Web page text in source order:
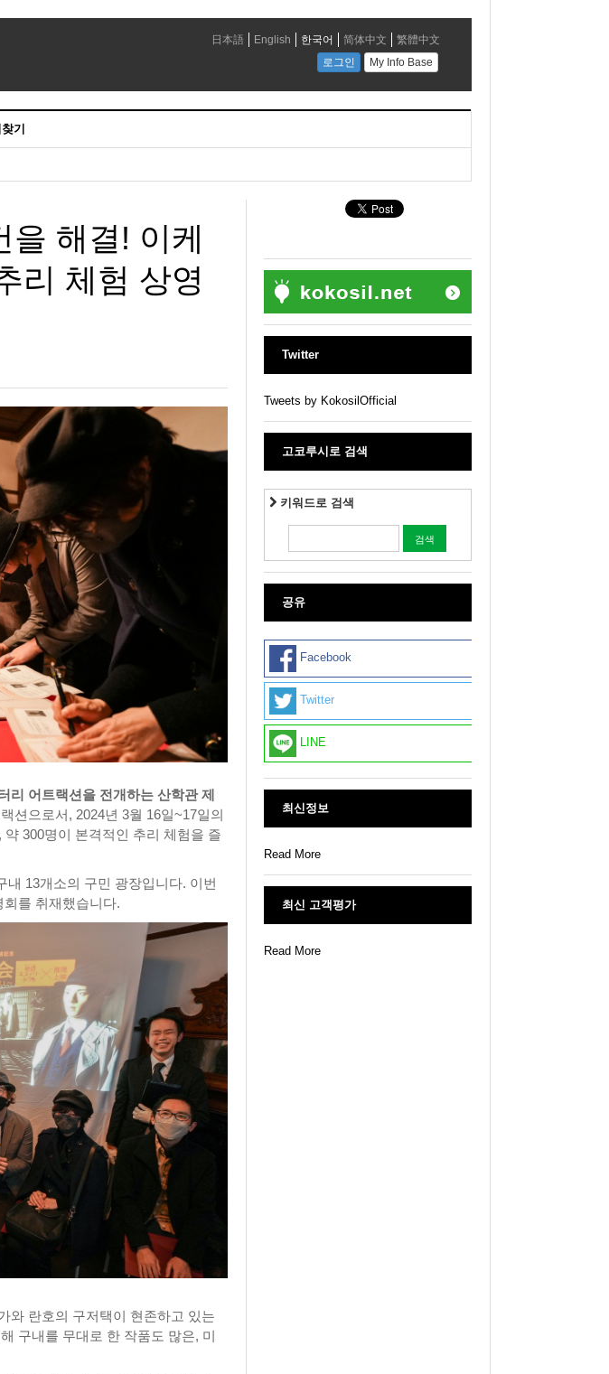
기
을 해결! 이케
리 체험 상영
리 어트랙션을 전개하는 산학관 제
션으로서, 2024년 3월 16일~17일의
약 300명이 본격적인 추리 체험을 즐
13개소의 구민 광장입니다. 이번
를 취재했습니다.
와 란호의 구저택이 현존하고 있는
구내를 무대로 한 작품도 많은, 미
Twitter
Tweets by KokosilOfficial
고코루시로 검색
키워드로 검색
공유
Facebook
Twitter
LINE
최신정보
Read More
최신 고객평가
Read More